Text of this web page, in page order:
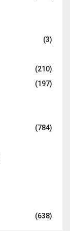
(3)
(210)
(197)
(784)
(638)